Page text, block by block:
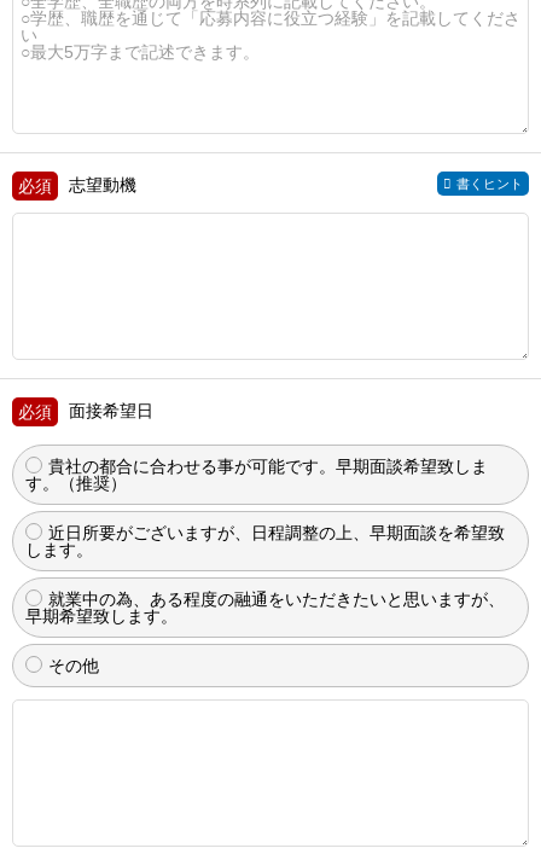
書くヒント
志望動機
面接希望日
貴社の都合に合わせる事が可能です。早期面談希望致しま
す。（推奨）
近日所要がございますが、日程調整の上、早期面談を希望致
します。
就業中の為、ある程度の融通をいただきたいと思いますが、
早期希望致します。
その他